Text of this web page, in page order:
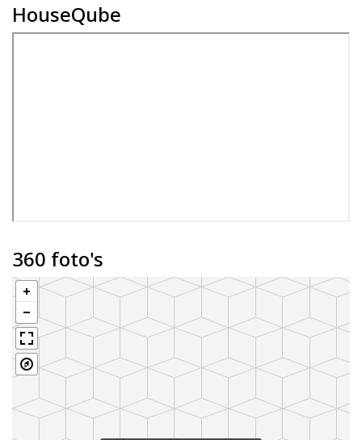
Eexterkoele" nabij landerijen, bos, heidevelden en
woonkamer (17 m²) met plavuizen, gashaard en
tuindeuren; half open keuken (10 m²) voorzien van 4-
pits kookplaat en afzuigkap.
Buitenom te bereiken inpandige berging met
wasmachineaansluiting en combiketel.
info:
-gerenoveerd en uitgebouwd rond 1999;
HouseQube
360 foto's